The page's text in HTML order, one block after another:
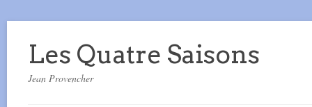
Les Quatre Saisons
Jean Provencher